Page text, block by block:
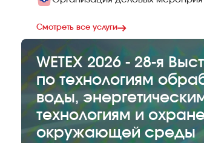
Смотреть все услуги
WETEX 2026 - 28-я
по технологиям
воды,
технологиям и
окружающей среды